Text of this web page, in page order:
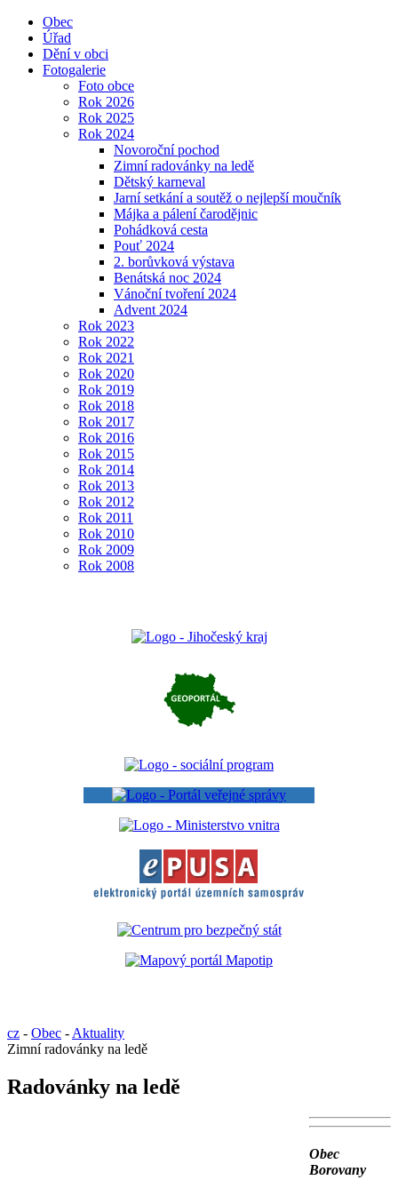
Obec
Úřad
Dění v obci
Fotogalerie
Foto obce
Rok 2026
Rok 2025
Rok 2024
Novoroční pochod
Zimní radovánky na ledě
Dětský karneval
Jarní setkání a soutěž o nejlepší moučník
Májka a pálení čarodějnic
Pohádková cesta
Pouť 2024
2. borůvková výstava
Benátská noc 2024
Vánoční tvoření 2024
Advent 2024
Rok 2023
Rok 2022
Rok 2021
Rok 2020
Rok 2019
Rok 2018
Rok 2017
Rok 2016
Rok 2015
Rok 2014
Rok 2013
Rok 2012
Rok 2011
Rok 2010
Rok 2009
Rok 2008
cz - Obec - Aktuality
Zimní radovánky na ledě
Radovánky na ledě
Obec
Borovany